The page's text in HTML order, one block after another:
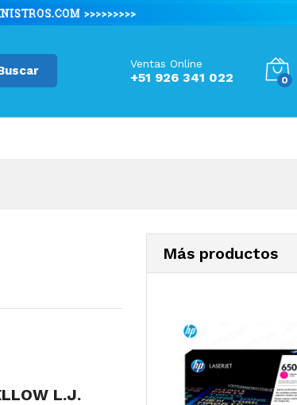
Ventas Online
+51 926 341 022 0
L.J.
Más productos